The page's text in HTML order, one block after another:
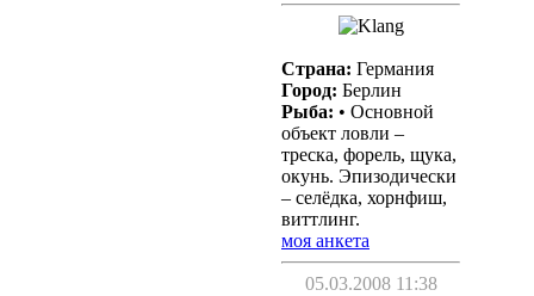
Страна: Германия
Город: Берлин
Рыба: • Основной
объект ловли –
треска, форель, щука,
окунь. Эпизодически
– селёдка, хорнфиш,
виттлинг.
моя анкета
05.03.2008 11:38